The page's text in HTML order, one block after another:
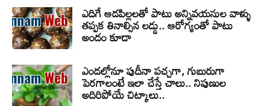
ఎదిగే ఆడపిల్లలతో పాటు అన్నివయసుల వాళ్ళు
తప్పక తినాల్సిన లడ్డు.. ఆరోగ్యంతో పాటు
అందం కూడా
ఎండల్లోనూ పుదీనా పచ్చగా, గుబురుగా
పెరగాలంటే ఇలా చేస్తే చాలు.. నిపుణుల
అదిరిపోయే చిట్కాలు..